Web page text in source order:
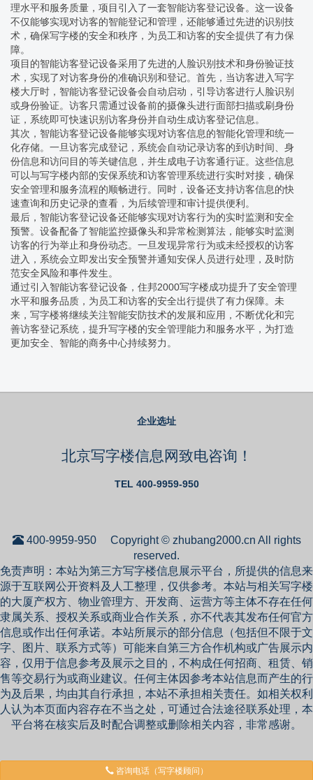
理水平和服务质量，项目引入了一套智能访客登记设备。这一设备
不仅能够实现对访客的智能登记和管理，还能够通过先进的识别技
术，确保写字楼的安全和秩序，为员工和访客的安全提供了有力保
障。
项目的智能访客登记设备采用了先进的人脸识别技术和身份验证技
术，实现了对访客身份的准确识别和登记。首先，当访客进入写字
楼大厅时，智能访客登记设备会自动启动，引导访客进行人脸识别
或身份验证。访客只需通过设备前的摄像头进行面部扫描或刷身份
证，系统即可快速识别访客身份并自动生成访客登记信息。
其次，智能访客登记设备能够实现对访客信息的智能化管理和统一
化存储。一旦访客完成登记，系统会自动记录访客的到访时间、身
份信息和访问目的等关键信息，并生成电子访客通行证。这些信息
可以与写字楼内部的安保系统和访客管理系统进行实时对接，确保
安全管理和服务流程的顺畅进行。同时，设备还支持访客信息的快
速查询和历史记录的查看，为后续管理和审计提供便利。
最后，智能访客登记设备还能够实现对访客行为的实时监测和安全
预警。设备配备了智能监控摄像头和异常检测算法，能够实时监测
访客的行为举止和身份动态。一旦发现异常行为或未经授权的访客
进入，系统会立即发出安全预警并通知安保人员进行处理，及时防
范安全风险和事件发生。
通过引入智能访客登记设备，住邦2000写字楼成功提升了安全管理
水平和服务品质，为员工和访客的安全出行提供了有力保障。未
来，写字楼将继续关注智能安防技术的发展和应用，不断优化和完
善访客登记系统，提升写字楼的安全管理能力和服务水平，为打造
更加安全、智能的商务中心持续努力。
企业选址
北京写字楼信息网致电咨询！
TEL 400-9959-950
400-9959-950
Copyright © zhubang2000.cn All rights
reserved.
免责声明：本站为第三方写字楼信息展示平台，所提供的信息来
源于互联网公开资料及人工整理，仅供参考。本站与相关写字楼
的大厦产权方、物业管理方、开发商、运营方等主体不存在任何
隶属关系、授权关系或商业合作关系，亦不代表其发布任何官方
信息或作出任何承诺。本站所展示的部分信息（包括但不限于文
字、图片、联系方式等）可能来自第三方合作机构或广告展示内
容，仅用于信息参考及展示之目的，不构成任何招商、租赁、销
售等交易行为或商业建议。任何主体因参考本站信息而产生的行
为及后果，均由其自行承担，本站不承担相关责任。如相关权利
人认为本页面内容存在不当之处，可通过合法途径联系处理，本
平台将在核实后及时配合调整或删除相关内容，非常感谢。
咨询电话（写字楼顾问）